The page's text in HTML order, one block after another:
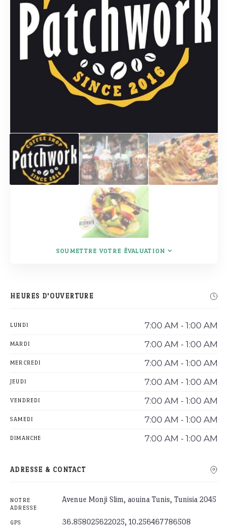
SOUMETTRE VOTRE ÉVALUATION
HEURES D'OUVERTURE
LUNDI 7:00 AM - 1:00 AM
MARDI 7:00 AM - 1:00 AM
MERCREDI 7:00 AM - 1:00 AM
JEUDI 7:00 AM - 1:00 AM
VENDREDI 7:00 AM - 1:00 AM
SAMEDI 7:00 AM - 1:00 AM
DIMANCHE 7:00 AM - 1:00 AM
ADRESSE & CONTACT
NOTRE
ADRESSE
Avenue Monji Slim, aouina Tunis, Tunisia 2045
GPS 36.858025622025, 10.256467786508